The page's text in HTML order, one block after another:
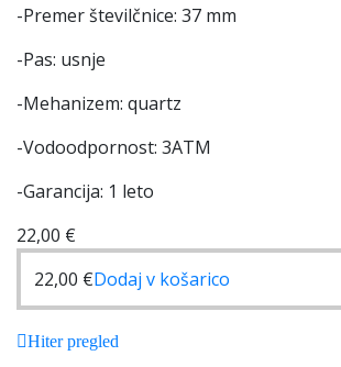
-Premer številčnice: 37 mm
-Pas: usnje
-Mehanizem: quartz
-Vodoodpornost: 3ATM
-Garancija: 1 leto
22,00 €
22,00 €Dodaj v košarico
Hiter pregled